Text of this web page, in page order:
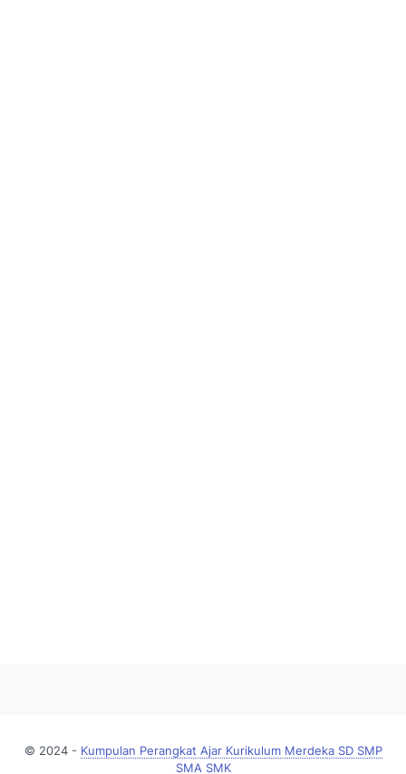
© 2024 - Kumpulan Perangkat Ajar Kurikulum Merdeka SD SMP
SMA SMK